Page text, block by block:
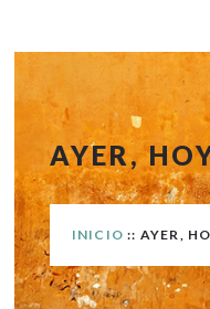
AYER,
INICIO :: AYER,